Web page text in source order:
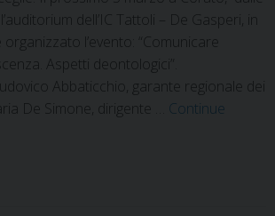
dell’IC Tattoli – De Gasperi, in
organizzato l’evento: “Comunicare
Aspetti deontologici”.
Abbaticchio, garante regionale dei
De Simone, dirigente … Continue